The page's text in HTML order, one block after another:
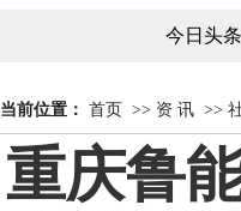
今日头条
当前位置： 首页 >> 资 讯 >>
重庆鲁